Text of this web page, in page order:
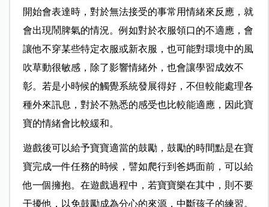
開始會表達時，對於無法接受的事常用情緒來反應，就
會出現鬧脾氣的情況。例如對於衣服領口的不適應，會
讓他不穿某些特定衣服或新衣服，也可能對環境中的風
吹草動很敏感，除了影響情緒外，也會讓學習成效不
彰。若是小時候的觸覺系統發展得好，不但較能處理各
種外來訊息，對於不熟悉的感受也比較能適應，因此寶
寶的情緒會比較緩和。
遊戲後可以給予寶寶適當的鼓勵，鼓勵的時間點是在寶
寶完成一件任務的時候，譬如爬行到爸媽面前，可以給
他一個擁抱。在遊戲過程中，若寶寶樂在其中，則不要
干擾他，以免鼓勵成為分心的來源，中斷孩子的練習。